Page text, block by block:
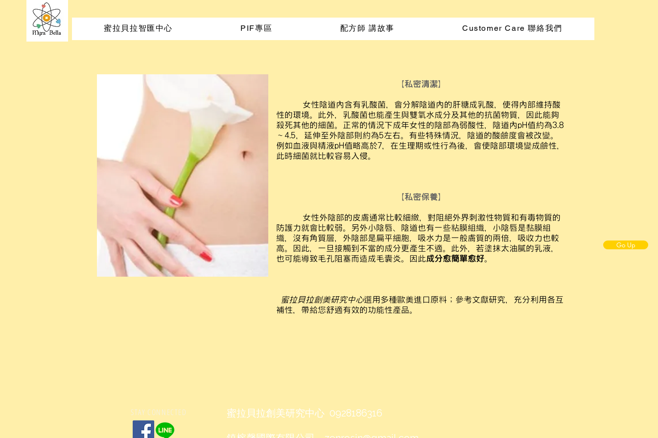
蜜拉貝拉智匯中心 PIF專區 配方師 講故事 Customer Care 聯絡我們
Go Up
【私密清潔】
女性陰道內含有乳酸菌，會分解陰道內的肝糖成乳酸，使得內部維持酸
性的環境。此外，乳酸菌也能產生與雙氧水成分及其他的抗菌物質，因此能夠
殺死其他的細菌。正常的情況下成年女性的陰部為弱酸性，陰道內pH值約為3.8
～4.5，延伸至外陰部則約為5左右。有些特殊情況，陰道的酸鹼度會被改變。
例如血液與精液pH值略高於7，在生理期或性行為後，會使陰部環境變成鹼性，
此時細菌就比較容易入侵。
【私密保養】
女性外陰部的皮膚通常比較細緻，對阻絕外界刺激性物質和有毒物質的
防護力就會比較弱。另外小陰唇、陰道也有一些粘膜組織，小陰唇是黏膜組
織，沒有角質層，外陰部是扁平細胞，吸水力是一般膚質的兩倍，吸收力也較
高。因此，一旦接觸到不當的成分更產生不適。此外，若塗抹太油膩的乳液，
也可能導致毛孔阻塞而造成毛囊炎。因此成分愈簡單愈好。
蜜拉貝拉創美研究中心選用多種歐美進口原料；參考文獻研究，充分利用各互
補性，帶給您舒適有效的功能性產品。
STAY CONNECTED 蜜拉貝拉創美研究中心 0928186316